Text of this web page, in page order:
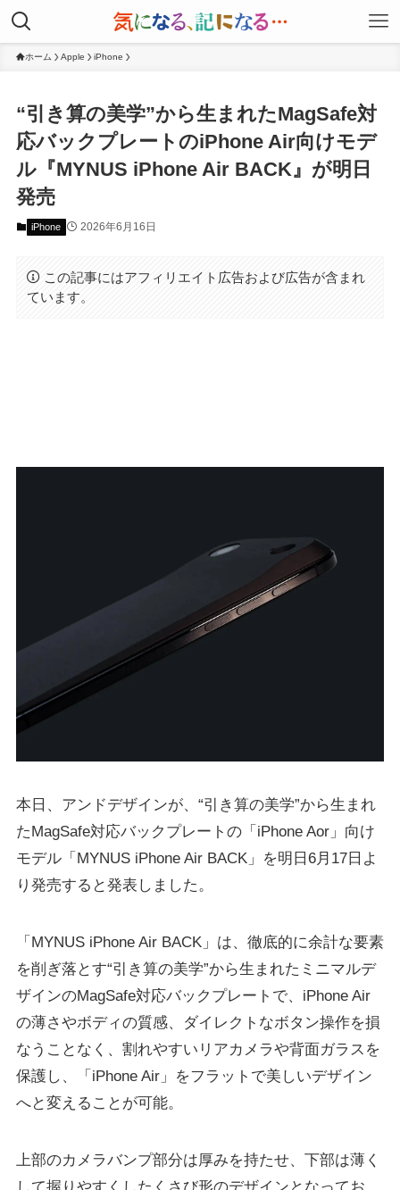
ホーム Apple iPhone
“引き算の美学”から生まれたMagSafe対
応バックプレートのiPhone Air向けモデ
ル『MYNUS iPhone Air BACK』が明日
発売
iPhone 2026年6月16日
この記事にはアフィリエイト広告および広告が含まれ
ています。
本日、アンドデザインが、“引き算の美学”から生まれ
たMagSafe対応バックプレートの「iPhone Aor」向け
モデル「MYNUS iPhone Air BACK」を明日6月17日よ
り発売すると発表しました。
「MYNUS iPhone Air BACK」は、徹底的に余計な要素
を削ぎ落とす“引き算の美学”から生まれたミニマルデ
ザインのMagSafe対応バックプレートで、iPhone Air
の薄さやボディの質感、ダイレクトなボタン操作を損
なうことなく、割れやすいリアカメラや背面ガラスを
保護し、「iPhone Air」をフラットで美しいデザイン
へと変えることが可能。
上部のカメラバンプ部分は厚みを持たせ、下部は薄く